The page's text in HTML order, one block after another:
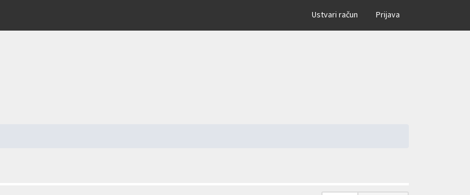
Ustvari račun Prijava ×